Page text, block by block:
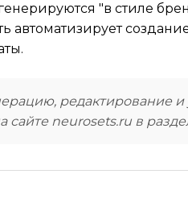
"в стиле
автоматизирует
редактирование
neurosets.ru в